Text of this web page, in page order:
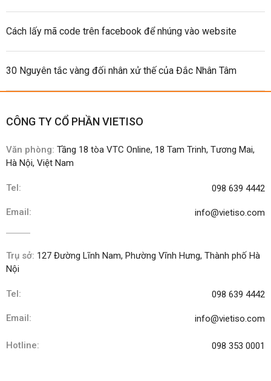
Cách lấy mã code trên facebook để nhúng vào website
30 Nguyên tắc vàng đối nhân xử thế của Đắc Nhân Tâm
CÔNG TY CỔ PHẦN VIETISO
Văn phòng: Tầng 18 tòa VTC Online, 18 Tam Trinh, Tương Mai,
Hà Nội, Việt Nam
Tel: 098 639 4442
Email: info@vietiso.com
Trụ sở: 127 Đường Lĩnh Nam, Phường Vĩnh Hưng, Thành phố Hà
Nội
Tel: 098 639 4442
Email: info@vietiso.com
Hotline: 098 353 0001